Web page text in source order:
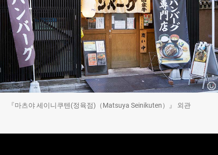
『마츠야 세이니쿠텐(정육점)（Matsuya Seinikuten）』 외관